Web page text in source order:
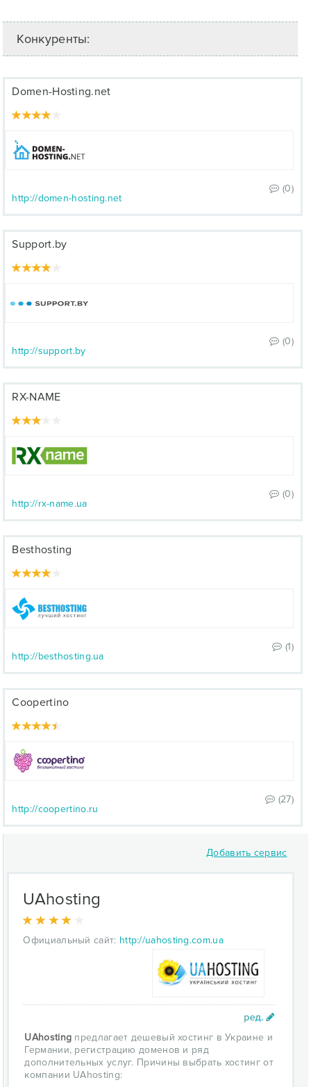
Конкуренты:
Domen-Hosting.net
(0)
http://domen-hosting.net
Support.by
(0)
http://support.by
RX-NAME
(0)
http://rx-name.ua
Besthosting
(1)
http://besthosting.ua
Coopertino
(27)
http://coopertino.ru
Добавить сервис
UAhosting
Официальный сайт: http://uahosting.com.ua
UAhosting предлагает дешевый хостинг в Украине и
Германии, регистрацию доменов и ряд
дополнительных услуг. Причины выбрать хостинг от
компании UAhosting: